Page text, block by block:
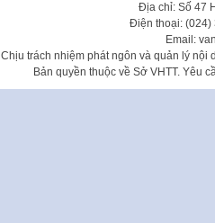
Địa chỉ: Số 47
Điện thoại: (024)
Email:
Chịu trách nhiệm phát ngôn và quản lý nội
Bản quyền thuộc về Sở VHTT. Yêu